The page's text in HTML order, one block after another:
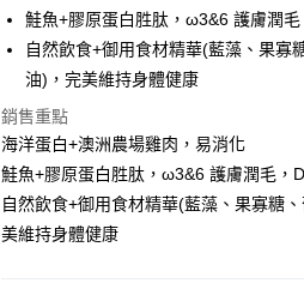
Apple Pay
街口支付
悠遊付
運送方式
鮭魚+膠原蛋白胜肽，ω3&6 護膚潤
自然飲食+御用食材精華(藍藻、果寡
油)，完美維持身體健康
銷售重點
海洋蛋白+澳洲農場雞肉，易消化
鮭魚+膠原蛋白胜肽，ω3&6 護膚潤毛，
自然飲食+御用食材精華(藍藻、果寡糖
美維持身體健康